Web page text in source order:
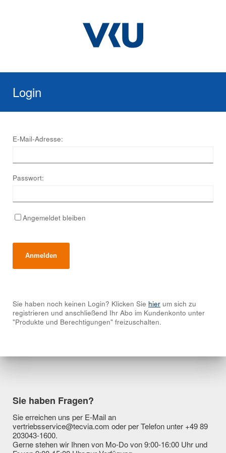
Login
E-Mail-Adresse:
Passwort:
Angemeldet bleiben
Sie haben noch keinen Login? Klicken Sie hier um sich zu
registrieren und anschließend Ihr Abo im Kundenkonto unter
"Produkte und Berechtigungen" freizuschalten.
Sie haben Fragen?
Sie erreichen uns per E-Mail an
vertriebsservice@tecvia.com oder per Telefon unter +49 89
203043-1600.
Gerne stehen wir Ihnen von Mo-Do von 9:00-16:00 Uhr und